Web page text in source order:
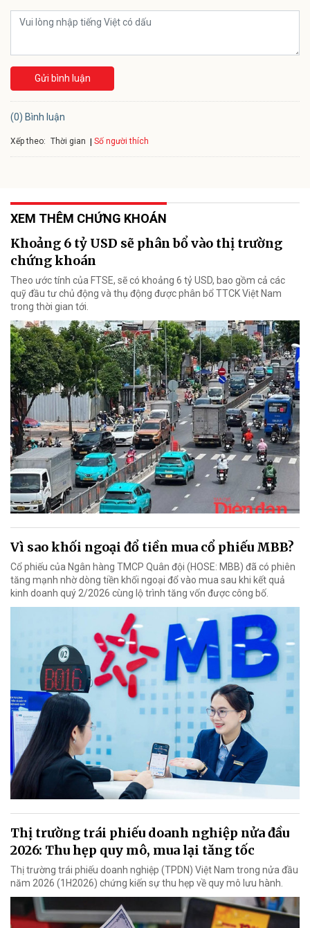
Gửi bình luận
(0) Bình luận
Xếp theo: Thời gian Số người thích
XEM THÊM CHỨNG KHOÁN
Khoảng 6 tỷ USD sẽ phân bổ vào thị trường
chứng khoán
Theo ước tính của FTSE, sẽ có khoảng 6 tỷ USD, bao gồm cả các
quỹ đầu tư chủ động và thụ động được phân bổ TTCK Việt Nam
trong thời gian tới.
Vì sao khối ngoại đổ tiền mua cổ phiếu MBB?
Cổ phiếu của Ngân hàng TMCP Quân đội (HOSE: MBB) đã có phiên
tăng mạnh nhờ dòng tiền khối ngoại đổ vào mua sau khi kết quả
kinh doanh quý 2/2026 cùng lộ trình tăng vốn được công bố.
Thị trường trái phiếu doanh nghiệp nửa đầu
2026: Thu hẹp quy mô, mua lại tăng tốc
Thị trường trái phiếu doanh nghiệp (TPDN) Việt Nam trong nửa đầu
năm 2026 (1H2026) chứng kiến sự thu hẹp về quy mô lưu hành.